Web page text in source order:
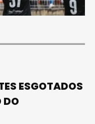
ESGOTADOS
DO